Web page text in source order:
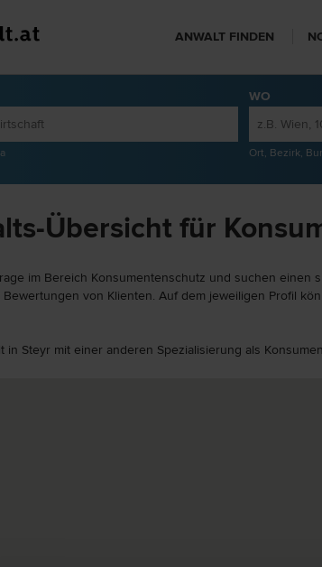
ANWALT FINDEN
WO
Ort, Bezirk,
Übersicht für
im Bereich Konsumentenschutz und suchen einen
Bewertungen von Klienten. Auf dem jeweiligen Profil
in Steyr mit einer anderen Spezialisierung als